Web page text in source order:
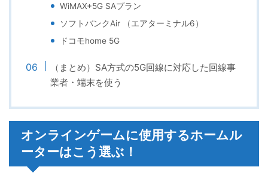
WiMAX+5G SAプラン
ソフトバンクAir （エアターミナル6）
ドコモhome 5G
（まとめ）SA方式の5G回線に対応した回線事
業者・端末を使う
オンラインゲームに使用するホームル
ーターはこう選ぶ！